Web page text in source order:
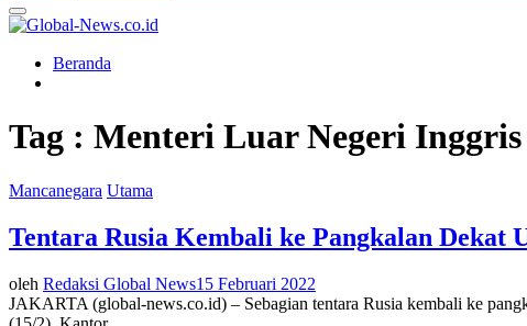
Primary
Menu
Beranda
Tag : Menteri Luar Negeri Inggris
Mancanegara Utama
Tentara Rusia Kembali ke Pangkalan Dekat
oleh Redaksi Global News15 Februari 2022
JAKARTA (global-news.co.id) – Sebagian tentara Rusia kembali ke